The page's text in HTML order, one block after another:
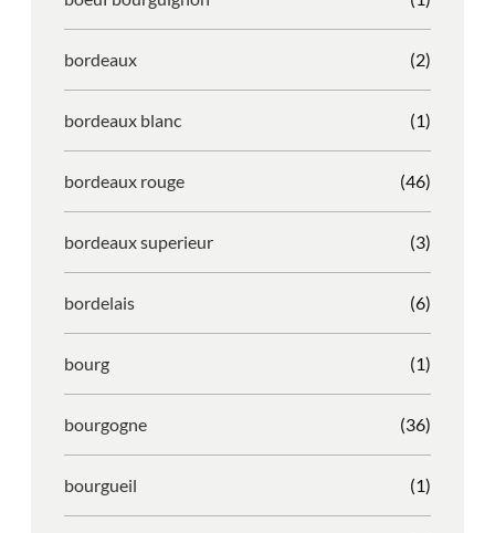
bordeaux (2)
bordeaux blanc (1)
bordeaux rouge (46)
bordeaux superieur (3)
bordelais (6)
bourg (1)
bourgogne (36)
bourgueil (1)